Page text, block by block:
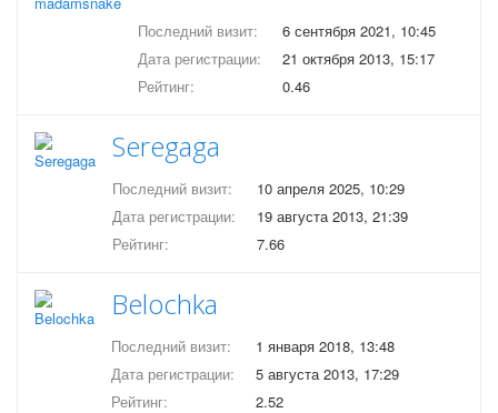
Последний визит:
6 сентября 2021, 10:45
Дата регистрации:
21 октября 2013, 15:17
Рейтинг:
0.46
Seregaga
Последний визит:
10 апреля 2025, 10:29
Дата регистрации:
19 августа 2013, 21:39
Рейтинг:
7.66
Belochka
Последний визит:
1 января 2018, 13:48
Дата регистрации:
5 августа 2013, 17:29
Рейтинг:
2.52